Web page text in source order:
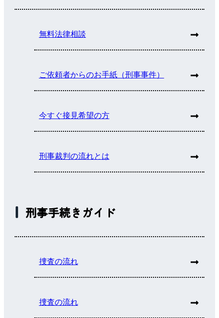
無料法律相談
ご依頼者からのお手紙（刑事事件）
今すぐ接見希望の方
刑事裁判の流れとは
刑事手続きガイド
捜査の流れ
捜査の流れ